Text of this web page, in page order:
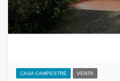
CASA CAMPESTRE VENTA